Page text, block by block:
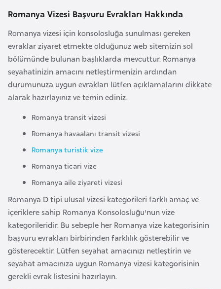
Romanya Vizesi Başvuru Evrakları Hakkında
Romanya vizesi için konsolosluğa sunulması gereken
evraklar ziyaret etmekte olduğunuz web sitemizin sol
bölümünde bulunan başlıklarda mevcuttur. Romanya
seyahatinizin amacını netleştirmenizin ardından
durumunuza uygun evrakları lütfen açıklamalarını dikkate
alarak hazırlayınız ve temin ediniz.
Romanya transit vizesi
Romanya havaalanı transit vizesi
Romanya turistik vize
Romanya ticari vize
Romanya aile ziyareti vizesi
Romanya D tipi ulusal vizesi kategorileri farklı amaç ve
içeriklere sahip Romanya Konsolosluğu'nun vize
kategorileridir. Bu sebeple her Romanya vize kategorisinin
başvuru evrakları birbirinden farklılık gösterebilir ve
gösterecektir. Lütfen seyahat amacınızı netleştirin ve
seyahat amacınıza uygun Romanya vizesi kategorisinin
gerekli evrak listesini hazırlayın.
D
e
m
o
k
r
g
o
B
u
l
g